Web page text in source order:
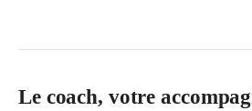
Le coach, votre